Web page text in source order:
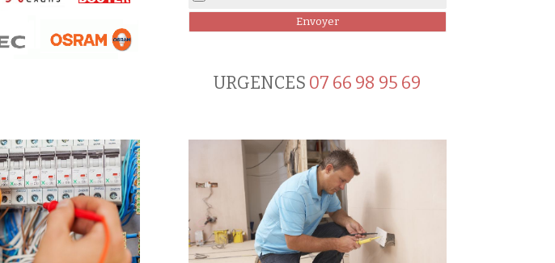
URGENCES 07 66 98 95 69